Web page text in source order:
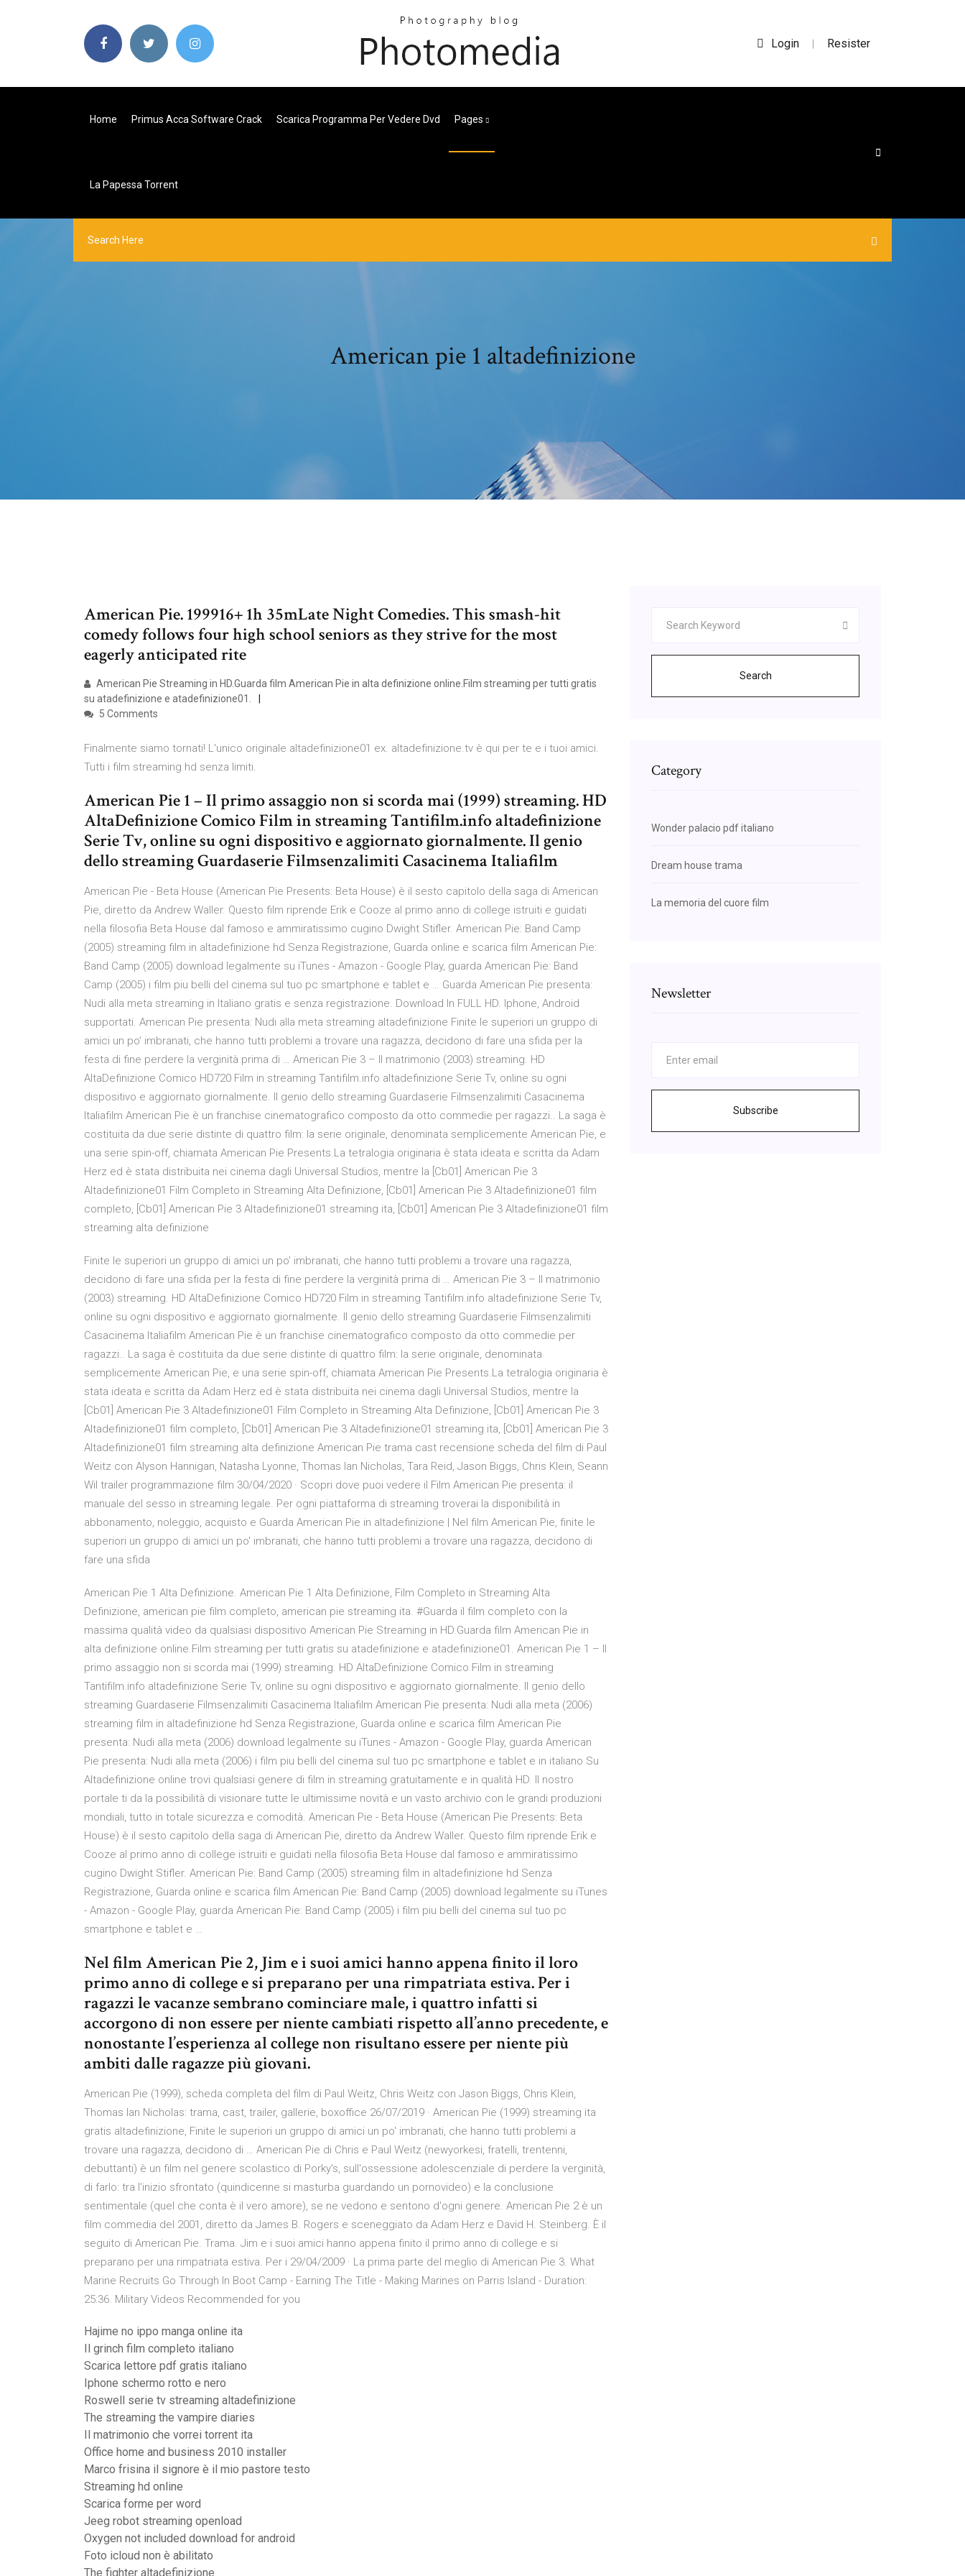
Login | Resister
Home Primus Acca Software Crack Scarica Programma Per Vedere Dvd Pages
La Papessa Torrent
American pie 1 altadefinizione
American Pie. 199916+ 1h 35mLate Night Comedies. This smash-hit
comedy follows four high school seniors as they strive for the most
eagerly anticipated rite
American Pie Streaming in HD.Guarda film American Pie in alta definizione online.Film streaming per tutti gratis
su atadefinizione e atadefinizione01.
5 Comments
Finalmente siamo tornati! L'unico originale altadefinizione01 ex. altadefinizione.tv è qui per te e i tuoi amici.
Tutti i film streaming hd senza limiti.
American Pie 1 – Il primo assaggio non si scorda mai (1999) streaming. HD
AltaDefinizione Comico Film in streaming Tantifilm.info altadefinizione
Serie Tv, online su ogni dispositivo e aggiornato giornalmente. Il genio
dello streaming Guardaserie Filmsenzalimiti Casacinema Italiafilm
American Pie - Beta House (American Pie Presents: Beta House) è il sesto capitolo della saga di American
Pie, diretto da Andrew Waller. Questo film riprende Erik e Cooze al primo anno di college istruiti e guidati
nella filosofia Beta House dal famoso e ammiratissimo cugino Dwight Stifler. American Pie: Band Camp
(2005) streaming film in altadefinizione hd Senza Registrazione, Guarda online e scarica film American Pie:
Band Camp (2005) download legalmente su iTunes - Amazon - Google Play, guarda American Pie: Band
Camp (2005) i film piu belli del cinema sul tuo pc smartphone e tablet e … Guarda American Pie presenta:
Nudi alla meta streaming in Italiano gratis e senza registrazione. Download In FULL HD. Iphone, Android
supportati. American Pie presenta: Nudi alla meta streaming altadefinizione Finite le superiori un gruppo di
amici un po’ imbranati, che hanno tutti problemi a trovare una ragazza, decidono di fare una sfida per la
festa di fine perdere la verginità prima di … American Pie 3 – Il matrimonio (2003) streaming. HD
AltaDefinizione Comico HD720 Film in streaming Tantifilm.info altadefinizione Serie Tv, online su ogni
dispositivo e aggiornato giornalmente. Il genio dello streaming Guardaserie Filmsenzalimiti Casacinema
Italiafilm American Pie è un franchise cinematografico composto da otto commedie per ragazzi.. La saga è
costituita da due serie distinte di quattro film: la serie originale, denominata semplicemente American Pie, e
una serie spin-off, chiamata American Pie Presents.La tetralogia originaria è stata ideata e scritta da Adam
Herz ed è stata distribuita nei cinema dagli Universal Studios, mentre la [Cb01] American Pie 3
Altadefinizione01 Film Completo in Streaming Alta Definizione, [Cb01] American Pie 3 Altadefinizione01 film
completo, [Cb01] American Pie 3 Altadefinizione01 streaming ita, [Cb01] American Pie 3 Altadefinizione01 film
streaming alta definizione
Finite le superiori un gruppo di amici un po’ imbranati, che hanno tutti problemi a trovare una ragazza,
decidono di fare una sfida per la festa di fine perdere la verginità prima di … American Pie 3 – Il matrimonio
(2003) streaming. HD AltaDefinizione Comico HD720 Film in streaming Tantifilm.info altadefinizione Serie Tv,
online su ogni dispositivo e aggiornato giornalmente. Il genio dello streaming Guardaserie Filmsenzalimiti
Casacinema Italiafilm American Pie è un franchise cinematografico composto da otto commedie per
ragazzi.. La saga è costituita da due serie distinte di quattro film: la serie originale, denominata
semplicemente American Pie, e una serie spin-off, chiamata American Pie Presents.La tetralogia originaria è
stata ideata e scritta da Adam Herz ed è stata distribuita nei cinema dagli Universal Studios, mentre la
[Cb01] American Pie 3 Altadefinizione01 Film Completo in Streaming Alta Definizione, [Cb01] American Pie 3
Altadefinizione01 film completo, [Cb01] American Pie 3 Altadefinizione01 streaming ita, [Cb01] American Pie 3
Altadefinizione01 film streaming alta definizione American Pie trama cast recensione scheda del film di Paul
Weitz con Alyson Hannigan, Natasha Lyonne, Thomas Ian Nicholas, Tara Reid, Jason Biggs, Chris Klein, Seann
Wil trailer programmazione film 30/04/2020 · Scopri dove puoi vedere il Film American Pie presenta: il
manuale del sesso in streaming legale. Per ogni piattaforma di streaming troverai la disponibilità in
abbonamento, noleggio, acquisto e Guarda American Pie in altadefinizione | Nel film American Pie, finite le
superiori un gruppo di amici un po' imbranati, che hanno tutti problemi a trovare una ragazza, decidono di
fare una sfida
American Pie 1 Alta Definizione. American Pie 1 Alta Definizione, Film Completo in Streaming Alta
Definizione, american pie film completo, american pie streaming ita. #Guarda il film completo con la
massima qualità video da qualsiasi dispositivo American Pie Streaming in HD.Guarda film American Pie in
alta definizione online.Film streaming per tutti gratis su atadefinizione e atadefinizione01. American Pie 1 – Il
primo assaggio non si scorda mai (1999) streaming. HD AltaDefinizione Comico Film in streaming
Tantifilm.info altadefinizione Serie Tv, online su ogni dispositivo e aggiornato giornalmente. Il genio dello
streaming Guardaserie Filmsenzalimiti Casacinema Italiafilm American Pie presenta: Nudi alla meta (2006)
streaming film in altadefinizione hd Senza Registrazione, Guarda online e scarica film American Pie
presenta: Nudi alla meta (2006) download legalmente su iTunes - Amazon - Google Play, guarda American
Pie presenta: Nudi alla meta (2006) i film piu belli del cinema sul tuo pc smartphone e tablet e in italiano Su
Altadefinizione online trovi qualsiasi genere di film in streaming gratuitamente e in qualità HD. Il nostro
portale ti da la possibilità di visionare tutte le ultimissime novità e un vasto archivio con le grandi produzioni
mondiali, tutto in totale sicurezza e comodità. American Pie - Beta House (American Pie Presents: Beta
House) è il sesto capitolo della saga di American Pie, diretto da Andrew Waller. Questo film riprende Erik e
Cooze al primo anno di college istruiti e guidati nella filosofia Beta House dal famoso e ammiratissimo
cugino Dwight Stifler. American Pie: Band Camp (2005) streaming film in altadefinizione hd Senza
Registrazione, Guarda online e scarica film American Pie: Band Camp (2005) download legalmente su iTunes
- Amazon - Google Play, guarda American Pie: Band Camp (2005) i film piu belli del cinema sul tuo pc
smartphone e tablet e …
Nel film American Pie 2, Jim e i suoi amici hanno appena finito il loro
primo anno di college e si preparano per una rimpatriata estiva. Per i
ragazzi le vacanze sembrano cominciare male, i quattro infatti si
accorgono di non essere per niente cambiati rispetto all’anno precedente, e
nonostante l’esperienza al college non risultano essere per niente più
ambiti dalle ragazze più giovani.
American Pie (1999), scheda completa del film di Paul Weitz, Chris Weitz con Jason Biggs, Chris Klein,
Thomas Ian Nicholas: trama, cast, trailer, gallerie, boxoffice 26/07/2019 · American Pie (1999) streaming ita
gratis altadefinizione, Finite le superiori un gruppo di amici un po' imbranati, che hanno tutti problemi a
trovare una ragazza, decidono di … American Pie di Chris e Paul Weitz (newyorkesi, fratelli, trentenni,
debuttanti) è un film nel genere scolastico di Porky's, sull'ossessione adolescenziale di perdere la verginità,
di farlo: tra l'inizio sfrontato (quindicenne si masturba guardando un pornovideo) e la conclusione
sentimentale (quel che conta è il vero amore), se ne vedono e sentono d'ogni genere. American Pie 2 è un
film commedia del 2001, diretto da James B. Rogers e sceneggiato da Adam Herz e David H. Steinberg. È il
seguito di American Pie. Trama. Jim e i suoi amici hanno appena finito il primo anno di college e si
preparano per una rimpatriata estiva. Per i 29/04/2009 · La prima parte del meglio di American Pie 3. What
Marine Recruits Go Through In Boot Camp - Earning The Title - Making Marines on Parris Island - Duration:
25:36. Military Videos Recommended for you
Hajime no ippo manga online ita
Il grinch film completo italiano
Scarica lettore pdf gratis italiano
Iphone schermo rotto e nero
Roswell serie tv streaming altadefinizione
The streaming the vampire diaries
Il matrimonio che vorrei torrent ita
Office home and business 2010 installer
Marco frisina il signore è il mio pastore testo
Streaming hd online
Scarica forme per word
Jeeg robot streaming openload
Oxygen not included download for android
Foto icloud non è abilitato
The fighter altadefinizione
Search
Category
Wonder palacio pdf italiano
Dream house trama
La memoria del cuore film
Newsletter
Subscribe